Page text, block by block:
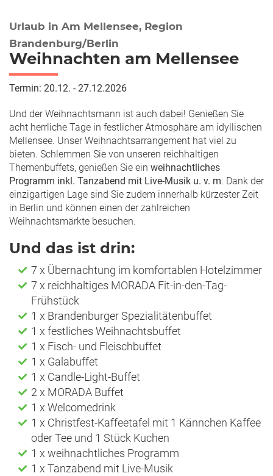
Urlaub in Am Mellensee, Region
Brandenburg/Berlin
Weihnachten am Mellensee
Termin: 20.12. - 27.12.2026
Und der Weihnachtsmann ist auch dabei! Genießen Sie
acht herrliche Tage in festlicher Atmosphäre am idyllischen
Mellensee. Unser Weihnachtsarrangement hat viel zu
bieten. Schlemmen Sie von unseren reichhaltigen
Themenbuffets, genießen Sie ein weihnachtliches
Programm inkl. Tanzabend mit Live-Musik u. v. m. Dank der
einzigartigen Lage sind Sie zudem innerhalb kürzester Zeit
in Berlin und können einen der zahlreichen
Weihnachtsmärkte besuchen.
Und das ist drin:
7 x Übernachtung im komfortablen Hotelzimmer
7 x reichhaltiges MORADA Fit-in-den-Tag-
Frühstück
1 x Brandenburger Spezialitätenbuffet
1 x festliches Weihnachtsbuffet
1 x Fisch- und Fleischbuffet
1 x Galabuffet
1 x Candle-Light-Buffet
2 x MORADA Buffet
1 x Welcomedrink
1 x Christfest-Kaffeetafel mit 1 Kännchen Kaffee
oder Tee und 1 Stück Kuchen
1 x weihnachtliches Programm
1 x Tanzabend mit Live-Musik